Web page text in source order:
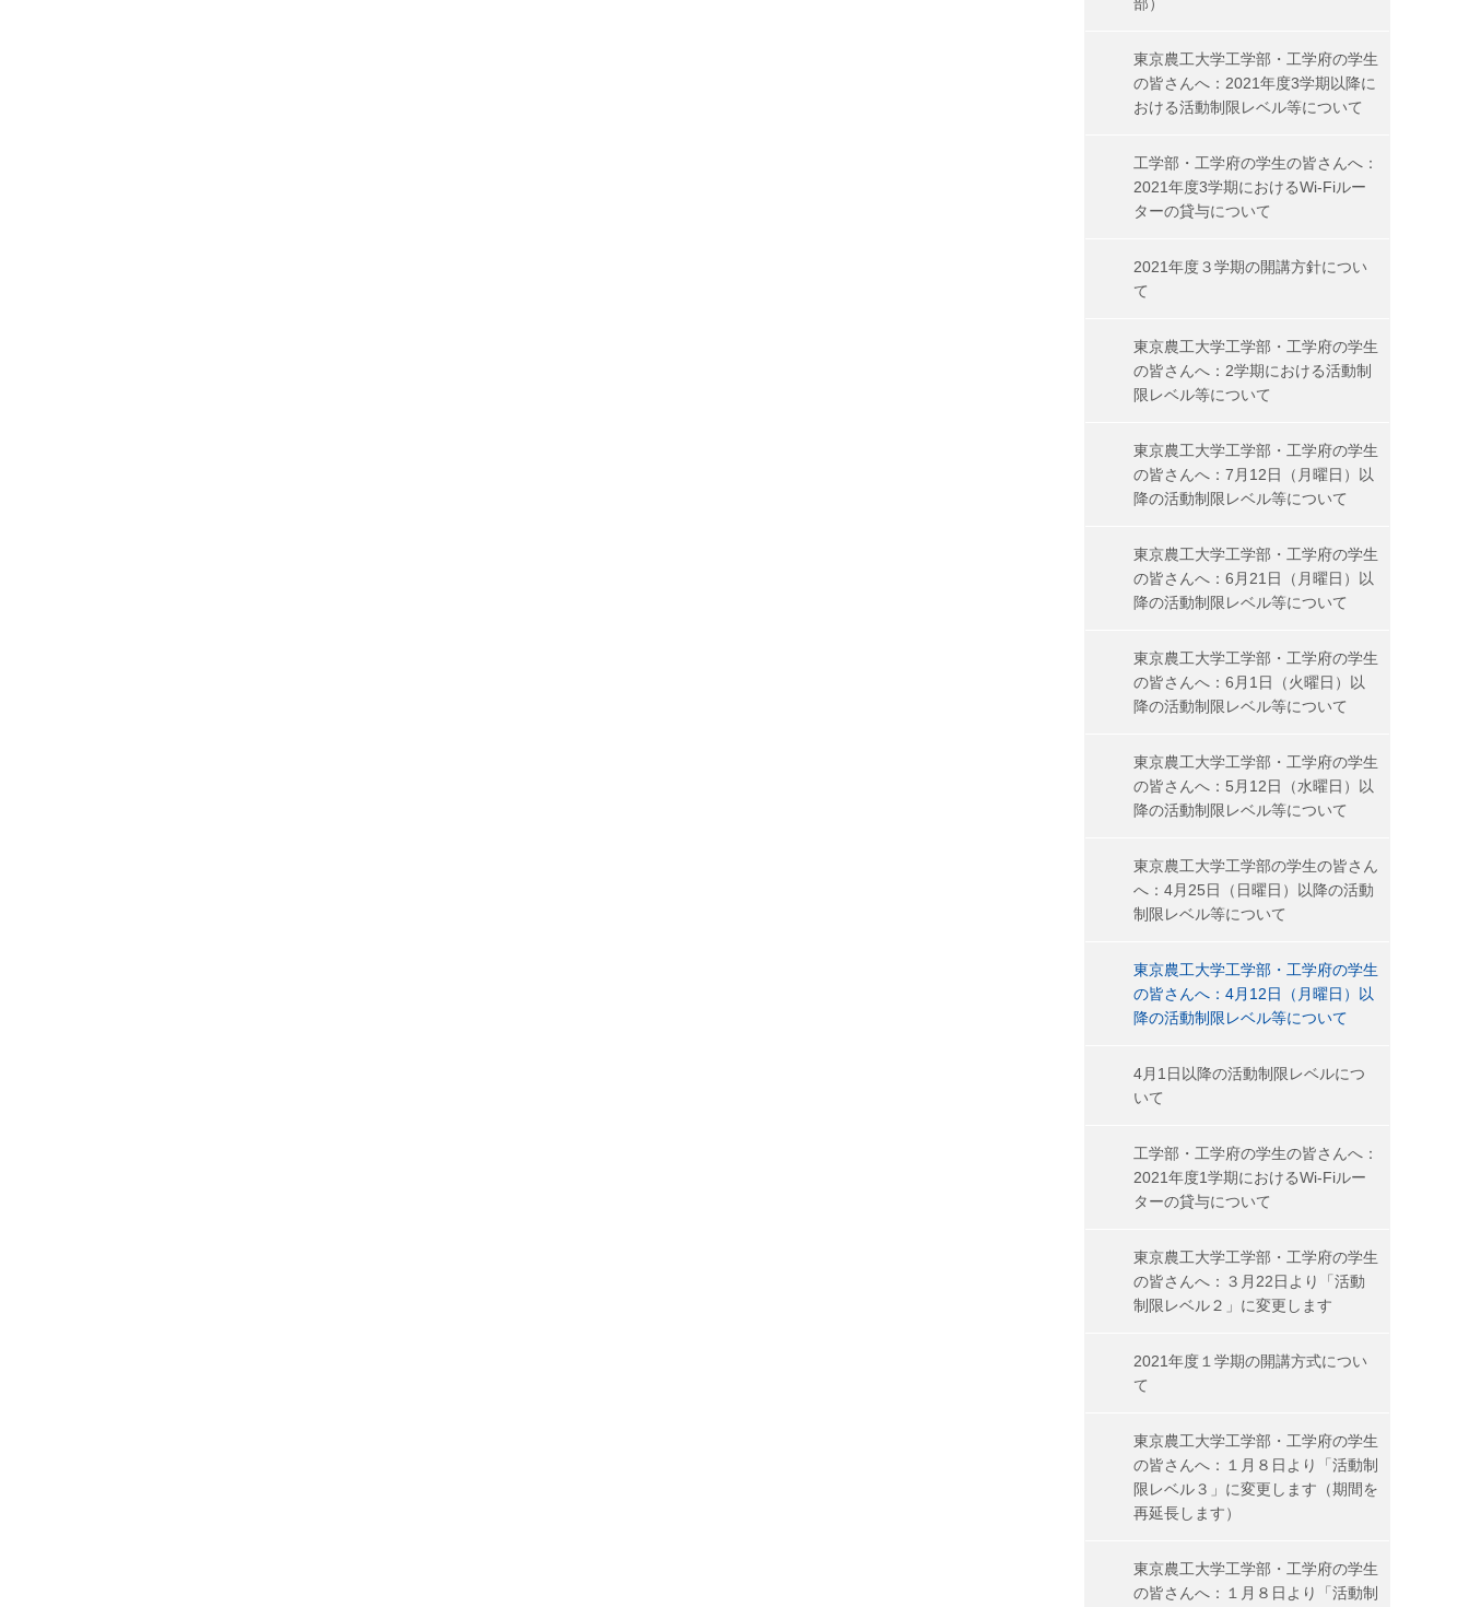
東京農工大学工学部・工学府の学生
の皆さんへ：2021年度3学期以降に
おける活動制限レベル等について
工学部・工学府の学生の皆さんへ：
2021年度3学期におけるWi-Fiルー
ターの貸与について
2021年度３学期の開講方針につい
て
東京農工大学工学部・工学府の学生
の皆さんへ：2学期における活動制
限レベル等について
東京農工大学工学部・工学府の学生
の皆さんへ：7月12日（月曜日）以
降の活動制限レベル等について
東京農工大学工学部・工学府の学生
の皆さんへ：6月21日（月曜日）以
降の活動制限レベル等について
東京農工大学工学部・工学府の学生
の皆さんへ：6月1日（火曜日）以
降の活動制限レベル等について
東京農工大学工学部・工学府の学生
の皆さんへ：5月12日（水曜日）以
降の活動制限レベル等について
東京農工大学工学部の学生の皆さん
へ：4月25日（日曜日）以降の活動
制限レベル等について
東京農工大学工学部・工学府の学生
の皆さんへ：4月12日（月曜日）以
降の活動制限レベル等について
4月1日以降の活動制限レベルにつ
いて
工学部・工学府の学生の皆さんへ：
2021年度1学期におけるWi-Fiルー
ターの貸与について
東京農工大学工学部・工学府の学生
の皆さんへ：３月22日より「活動
制限レベル２」に変更します
2021年度１学期の開講方式につい
て
東京農工大学工学部・工学府の学生
の皆さんへ：１月８日より「活動制
限レベル３」に変更します（期間を
再延長します）
東京農工大学工学部・工学府の学生
の皆さんへ：１月８日より「活動制